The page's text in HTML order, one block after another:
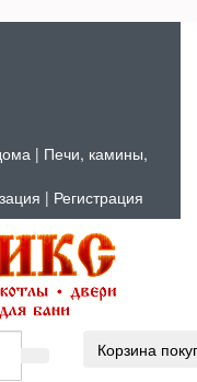
| Печи, камины,
| Регистрация
Корзина